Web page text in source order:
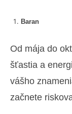
Baran
Od mája do
šťastia a
vášho
začnete